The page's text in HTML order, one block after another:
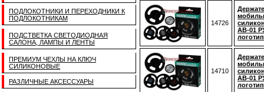
ПОДЛОКОТНИКИ И ПЕРЕХОДНИКИ К
ПОДЛОКОТНИКАМ
ПОДСТВЕТКА СВЕТОДИОДНАЯ
САЛОНА, ЛАМПЫ И ЛЕНТЫ
ПРЕМИУМ ЧЕХЛЫ НА КЛЮЧ
СИЛИКОНОВЫЕ
РАЗЛИЧНЫЕ АКСЕССУАРЫ
14726
AB-01
14710
AB-01